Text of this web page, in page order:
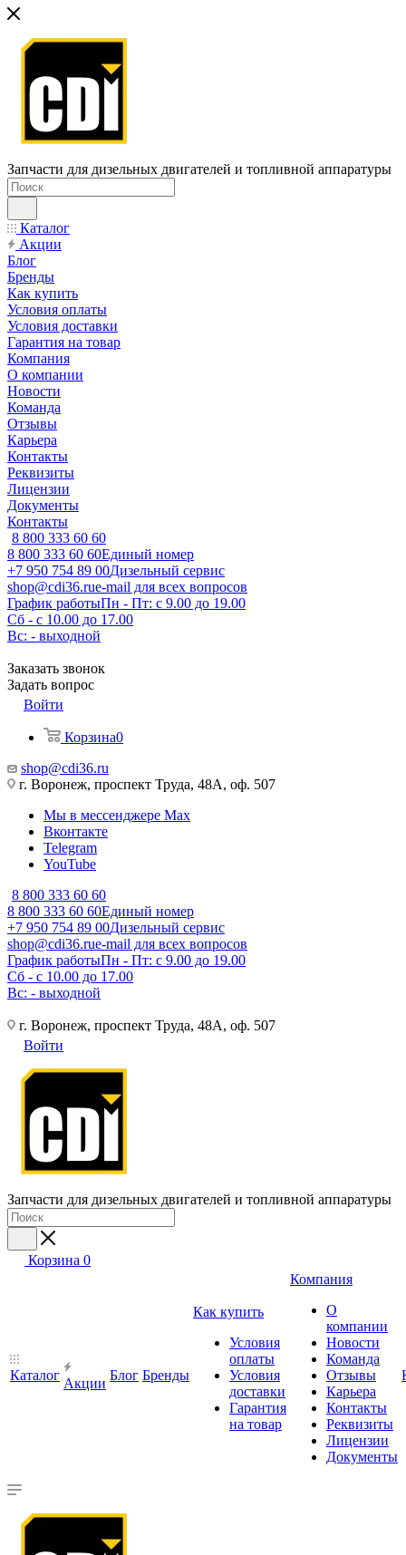
Запчасти для дизельных двигателей и топливной аппаратуры
Каталог
Акции
Блог
Бренды
Как купить
Условия оплаты
Условия доставки
Гарантия на товар
Компания
О компании
Новости
Команда
Отзывы
Карьера
Контакты
Реквизиты
Лицензии
Документы
Контакты
8 800 333 60 60
8 800 333 60 60Единый номер
+7 950 754 89 00Дизельный сервис
shop@cdi36.rue-mail для всех вопросов
График работыПн - Пт: с 9.00 до 19.00
Сб - с 10.00 до 17.00
Вс: - выходной
Заказать звонок
Задать вопрос
Войти
Корзина0
shop@cdi36.ru
г. Воронеж, проспект Труда, 48А, оф. 507
Мы в мессенджере Max
Вконтакте
Telegram
YouTube
8 800 333 60 60
8 800 333 60 60Единый номер
+7 950 754 89 00Дизельный сервис
shop@cdi36.rue-mail для всех вопросов
График работыПн - Пт: с 9.00 до 19.00
Сб - с 10.00 до 17.00
Вс: - выходной
г. Воронеж, проспект Труда, 48А, оф. 507
Войти
Запчасти для дизельных двигателей и топливной аппаратуры
Корзина 0
Каталог
Акции
Блог Бренды
Как купить
Условия
оплаты
Условия
доставки
Гарантия
на товар
Компания
О
компании
Новости
Команда
Отзывы
Карьера
Контакты
Реквизиты
Лицензии
Документы